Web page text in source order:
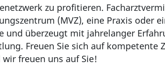
zu profitieren.
(MVZ), eine Praxis oder
und überzeugt mit jahrelanger
Freuen Sie sich auf kompetente
freuen uns auf Sie!